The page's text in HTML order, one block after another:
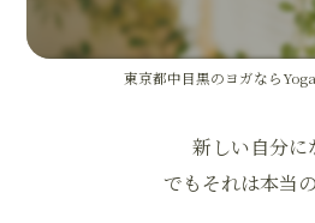
東京都中目黒のヨガなら
新しい自分に
でもそれは本当